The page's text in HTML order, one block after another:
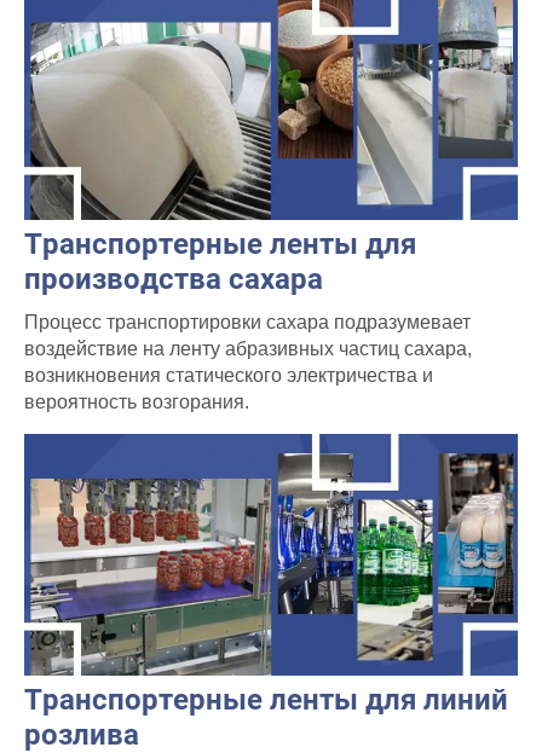
Транспортерные ленты для
производства сахара
Процесс транспортировки сахара подразумевает
воздействие на ленту абразивных частиц сахара,
возникновения статического электричества и
вероятность возгорания.
Транспортерные ленты для линий
розлива